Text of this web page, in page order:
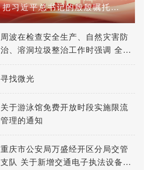
把习近平总书记的殷殷嘱托全面落实在重庆大地上
周波在检查安全生产、自然灾害防
治、溶洞垃圾整治工作时强调 全力
打好防灾减灾救灾人民战争 深入推
进溶洞垃圾专项整治工作
寻找微光
关于游泳馆免费开放时段实施限流
管理的通知
重庆市公安局万盛经开区分局交管
支队 关于新增交通电子执法设备的